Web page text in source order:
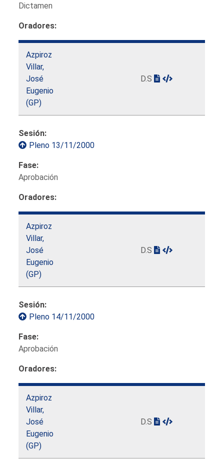
Dictamen
Oradores:
Azpiroz
Villar,
José
Eugenio
(GP)
D.S
Sesión:
Pleno 13/11/2000
Fase:
Aprobación
Oradores:
Azpiroz
Villar,
José
Eugenio
(GP)
D.S
Sesión:
Pleno 14/11/2000
Fase:
Aprobación
Oradores:
Azpiroz
Villar,
José
Eugenio
(GP)
D.S